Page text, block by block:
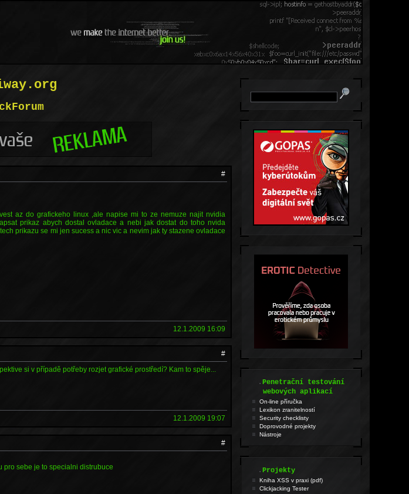
#
az do grafickeho linux ,ale napise mi to ze nemuze najit nvidia
prikaz abych dostal ovladace a nebi jak dostat do toho nvida
prikazu se mi jen sucess a nic vic a nevim jak ty stazene ovladace
12.1.2009 16:09
#
si v případě potřeby rozjet grafické prostředí? Kam to spěje...
12.1.2009 19:07
#
pro sebe je to specialni distrubuce
.Penetrační testování
webových aplikací
On-line příručka
Lexikon zranitelností
Security checklisty
Doprovodné projekty
Nástroje
.Projekty
Kniha XSS v praxi (pdf)
Clickjacking Tester